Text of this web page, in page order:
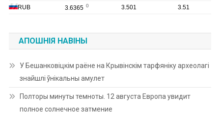
АПОШНІЯ НАВІНЫ
У Бешанковіцкім раёне на Крывінскім тарфяніку археолагі
знайшлі ўнікальны амулет
Полторы минуты темноты. 12 августа Европа увидит
полное солнечное затмение